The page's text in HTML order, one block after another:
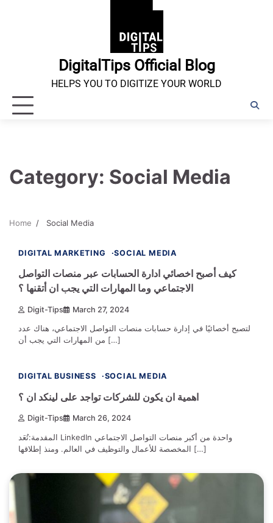
DigitalTips Official Blog
HELPS YOU TO DIGITIZE YOUR WORLD
Category: Social Media
Home Social Media
1 min read 0
DIGITAL MARKETING SOCIAL MEDIA
كيف أصبح اخصائي ادارة الحسابات عبر منصات التواصل
الاجتماعي وما المهارات التي يجب ان أتقنها ؟
Digit-Tips March 27, 2024
لتصبح أخصائيًا في إدارة حسابات منصات التواصل الاجتماعي، هناك عدد
من المهارات التي يجب أن […]
DIGITAL BUSINESS SOCIAL MEDIA
اهمية ان يكون للشركات تواجد على لينكد ان ؟
Digit-Tips March 26, 2024
المقدمة:تُعَد LinkedIn واحدة من أكبر منصات التواصل الاجتماعي
المخصصة للأعمال والتوظيف في العالم. ومنذ إطلاقها […]